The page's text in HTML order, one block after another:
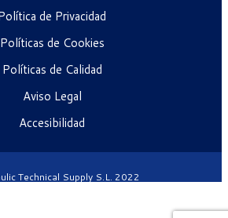
de Privacidad
Políticas de Cookies
Políticas de Calidad
Aviso Legal
Accesibilidad
Technical Supply S.L. 2022